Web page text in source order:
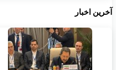
آخرین اخبار